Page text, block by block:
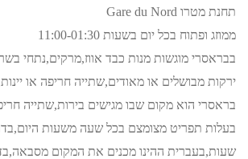
תחנת מטרו Gare du Nord
ממוזג ופתוח בכל יום בשעות 11:00-01:30
בבראסרי מוגשות מנות כבד אווז,מרקים,נתחי
ירקות מבושלים או מאודים,שתייה חריפה או
בראסרי הוא מקום שבו מגישים בירות,שתייה
שעות,בעברית ההינו מכנים את המקום